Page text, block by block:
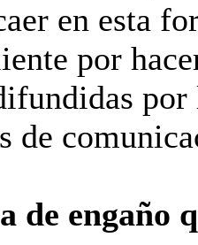
en esta
por
de
de engaño